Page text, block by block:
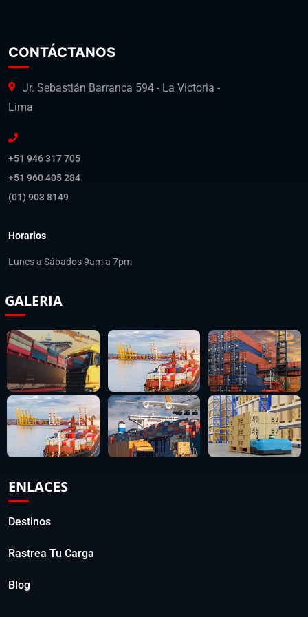
CONTÁCTANOS
Jr. Sebastián Barranca 594 - La Victoria -
Lima
+51 946 317 705
+51 960 405 284
(01) 903 8149
Horarios
Lunes a Sábados 9am a 7pm
GALERIA
ENLACES
Destinos
Rastrea Tu Carga
Blog